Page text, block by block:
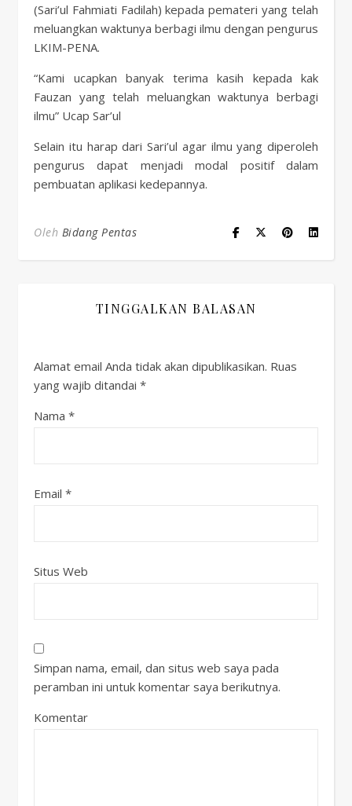
(Sari’ul Fahmiati Fadilah) kepada pemateri yang telah
meluangkan waktunya berbagi ilmu dengan pengurus
LKIM-PENA.
“Kami ucapkan banyak terima kasih kepada kak
Fauzan yang telah meluangkan waktunya berbagi
ilmu” Ucap Sar’ul
Selain itu harap dari Sari’ul agar ilmu yang diperoleh
pengurus dapat menjadi modal positif dalam
pembuatan aplikasi kedepannya.
Oleh Bidang Pentas
TINGGALKAN BALASAN
Alamat email Anda tidak akan dipublikasikan. Ruas
yang wajib ditandai *
Nama *
Email *
Situs Web
Simpan nama, email, dan situs web saya pada
peramban ini untuk komentar saya berikutnya.
Komentar